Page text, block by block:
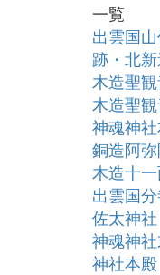
一覧
出雲国
跡・北
木造聖
木造聖
神魂神
銅造阿
木造十
出雲国
佐太神社
神魂神
神社本殿